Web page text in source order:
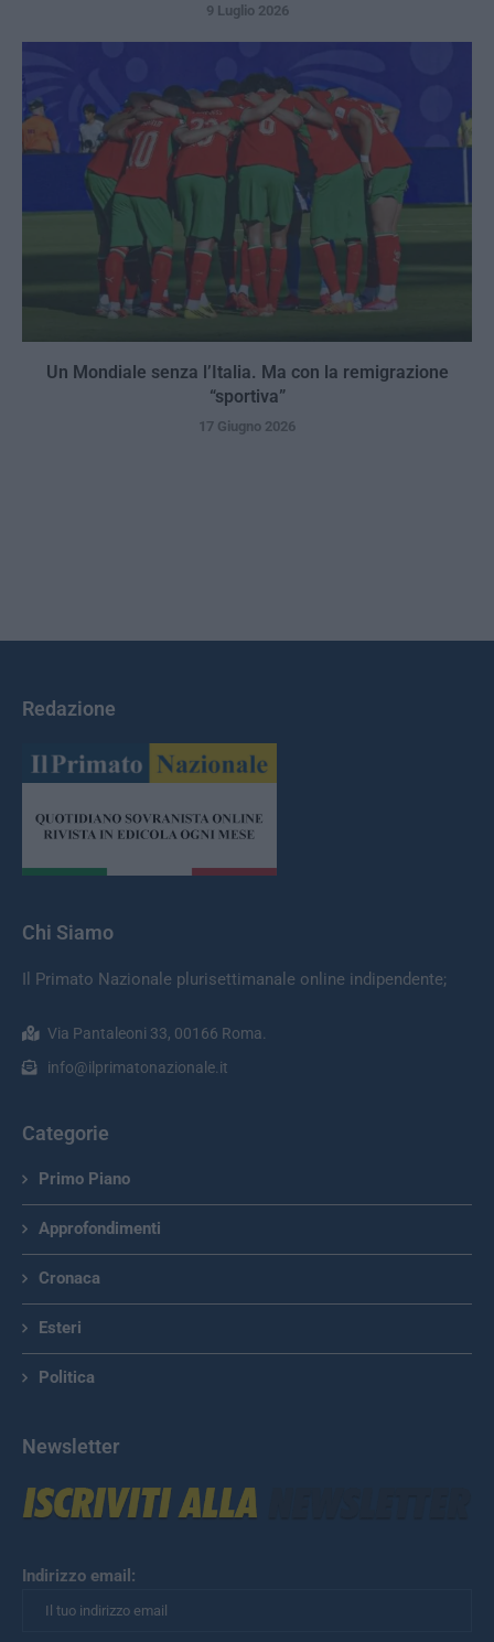
9 Luglio 2026
Un Mondiale senza l’Italia. Ma con la remigrazione
“sportiva”
17 Giugno 2026
Redazione
Chi Siamo
Il Primato Nazionale plurisettimanale online indipendente;
Via Pantaleoni 33, 00166 Roma.
info@ilprimatonazionale.it
Categorie
Primo Piano
Approfondimenti
Cronaca
Esteri
Politica
Newsletter
Indirizzo email: